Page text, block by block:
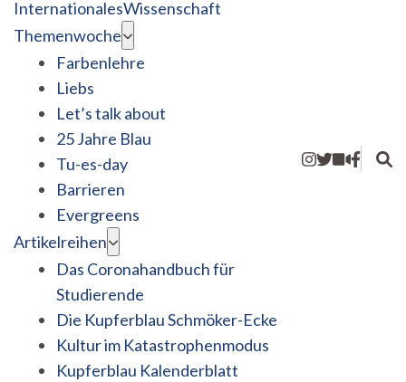
InternationalesWissenschaft
Themenwoche
Farbenlehre
Liebs
Let’s talk about
25 Jahre Blau
Tu-es-day
Barrieren
Evergreens
Artikelreihen
Das Coronahandbuch für
Studierende
Die Kupferblau Schmöker-Ecke
Kultur im Katastrophenmodus
Kupferblau Kalenderblatt